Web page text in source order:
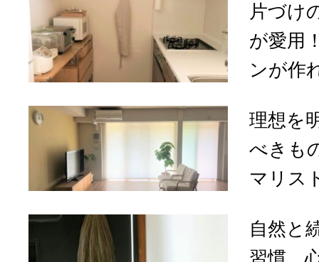
片づけ
が愛用
ンが作
理想を
べきも
マリス
自然と
習慣。